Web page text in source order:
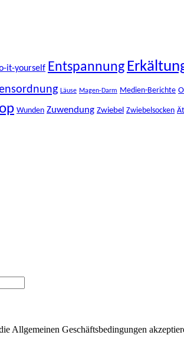
it-yourself Entspannung
Läuse Magen-Darm Medien-Berichte
Wunden Zuwendung Zwiebel Zwiebelsocken
Allgemeinen Geschäftsbedingungen